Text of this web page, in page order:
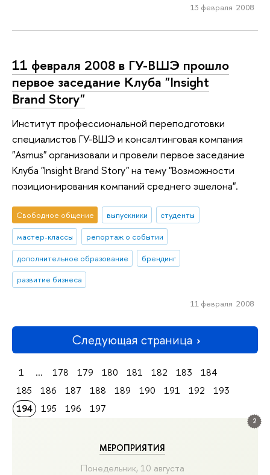
2
МЕРОПРИЯТИЯ
Понедельник, 10 августа
13 февраля 2008
11 февраля 2008 в ГУ-ВШЭ прошло
первое заседание Клуба "Insight
Brand Story"
Институт профессиональной переподготовки
специалистов ГУ-ВШЭ и консалтинговая компания
"Asmus" организовали и провели первое заседание
Клуба "Insight Brand Story" на тему "Возможности
позиционирования компаний среднего эшелона".
Свободное общение выпускники
студенты
мастер-классы
репортаж о событии
дополнительное образование
брендинг
развитие бизнеса
11 февраля 2008
Следующая страница
1 ... 178 179 180 181 182 183
184
185
186 187 188 189 190 191 192
193
194
195 196 197